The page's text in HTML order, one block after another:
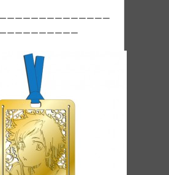
ーーーーーーーーーーーーー
ーーーーーーーーー